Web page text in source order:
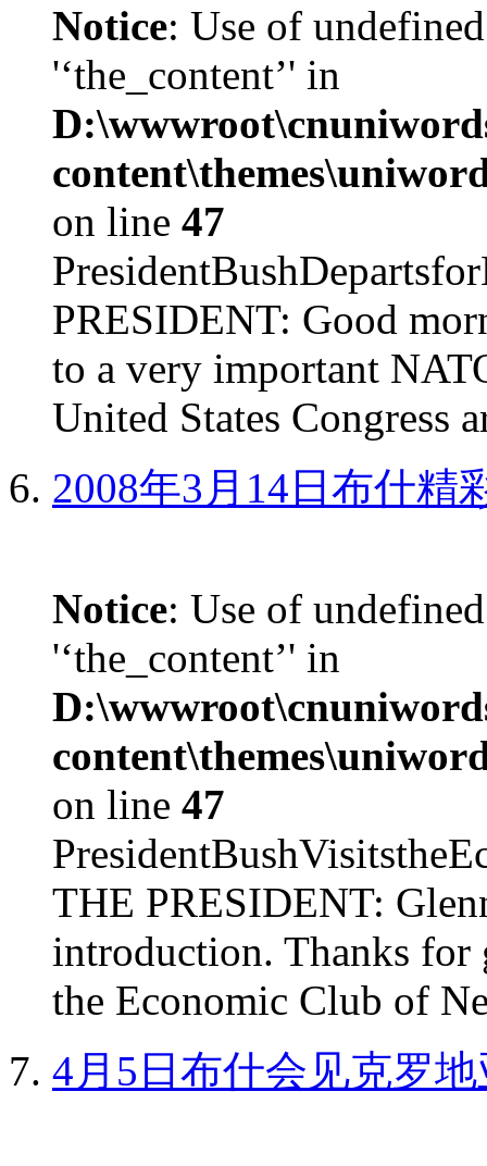
Notice: Use of
'‘the_content’' in
on line 47
PRESIDENT: Good
to a very important
United States Congress
2008年3月14日布什精
Notice: Use of
'‘the_content’' in
on line 47
THE PRESIDENT:
introduction. Thanks for
the Economic Club of
4月5日布什会见克罗